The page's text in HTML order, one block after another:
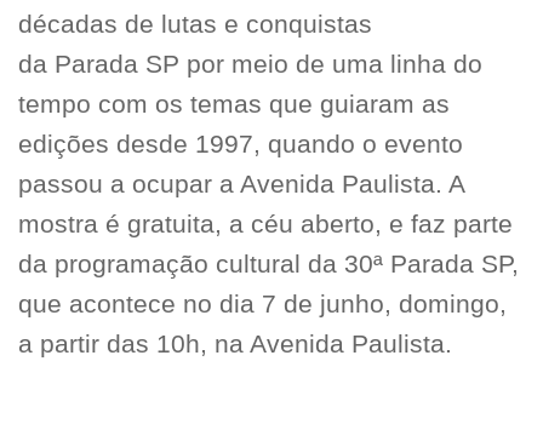
décadas de lutas e conquistas
da Parada SP por meio de uma linha do
tempo com os temas que guiaram as
edições desde 1997, quando o evento
passou a ocupar a Avenida Paulista. A
mostra é gratuita, a céu aberto, e faz parte
da programação cultural da 30ª Parada SP,
que acontece no dia 7 de junho, domingo,
a partir das 10h, na Avenida Paulista.